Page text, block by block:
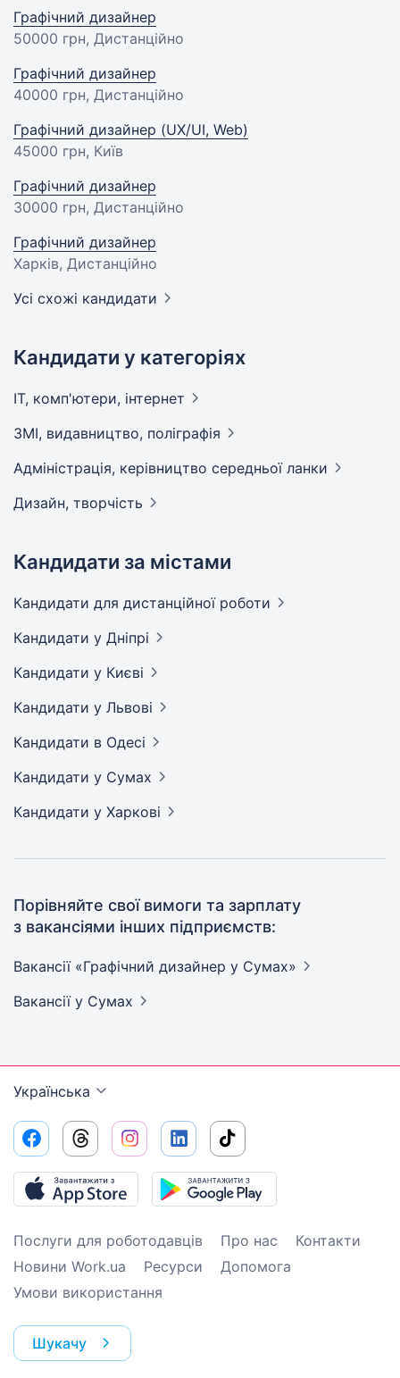
Графічний дизайнер
50000 грн, Дистанційно
Графічний дизайнер
40000 грн, Дистанційно
Графічний дизайнер (UX/UI, Web)
45000 грн, Київ
Графічний дизайнер
30000 грн, Дистанційно
Графічний дизайнер
Харків, Дистанційно
Усі схожі кандидати
Кандидати у категоріях
IT, комп'ютери, інтернет
ЗМІ, видавництво, поліграфія
Адмiнiстрацiя, керівництво середньої ланки
Дизайн, творчість
Кандидати за містами
Кандидати для дистанційної роботи
Кандидати у Дніпрі
Кандидати у Києві
Кандидати у Львові
Кандидати в Одесі
Кандидати у Сумах
Кандидати у Харкові
Порівняйте свої вимоги та зарплату
з вакансіями інших підприємств:
Вакансії «Графічний дизайнер у Сумах»
Вакансії у Сумах
Українська
Послуги для роботодавців Про нас
Контакти
Новини Work.ua
Ресурси
Допомога
Умови використання
Шукачу